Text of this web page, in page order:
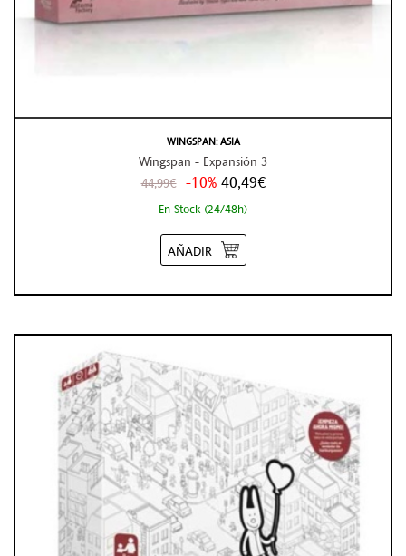
WINGSPAN: ASIA
Wingspan - Expansión 3
44,99€ -10% 40,49€
En Stock (24/48h)
AÑADIR